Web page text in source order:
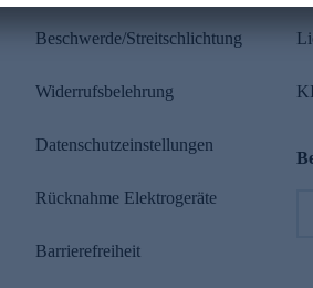
Beschwerde/Streitschlichtung
Widerrufsbelehrung
Datenschutzeinstellungen
Rücknahme Elektrogeräte
Barrierefreiheit